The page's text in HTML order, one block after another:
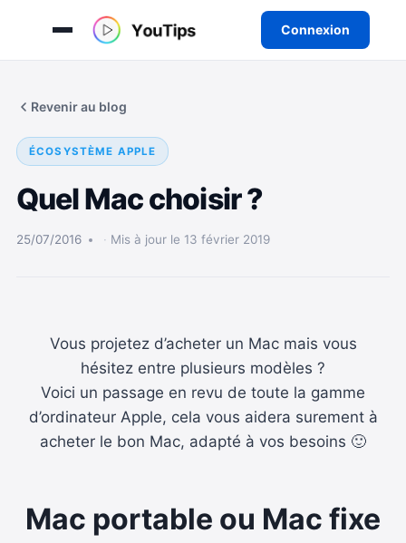
Connexion
Revenir au blog
ÉCOSYSTÈME APPLE
Quel Mac choisir ?
25/07/2016 Mis à jour le 13 février 2019
Vous projetez d’acheter un Mac mais vous
hésitez entre plusieurs modèles ?
Voici un passage en revu de toute la gamme
d’ordinateur Apple, cela vous aidera surement à
acheter le bon Mac, adapté à vos besoins 🙂
Mac portable ou Mac fixe